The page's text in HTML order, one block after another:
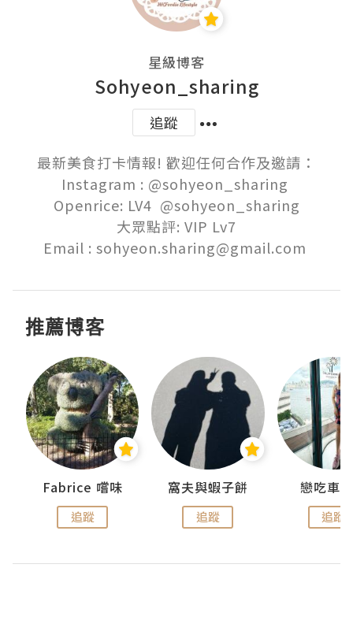
星級博客
Sohyeon_sharing
追蹤
最新美食打卡情報! 歡迎任何合作及邀請：
Instagram : @sohyeon_sharing
Openrice: LV4  @sohyeon_sharing
大眾點評: VIP Lv7
推薦博客
Fabrice 嚐味
追蹤
窩夫與蝦子餅
追蹤
戀吃車
追蹤